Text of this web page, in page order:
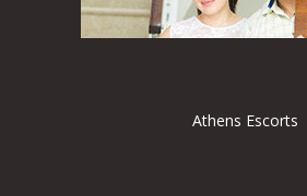
Athens Escorts